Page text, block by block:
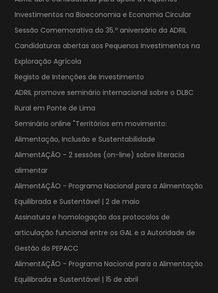
Investimentos na Bioeconomia e Economia Circular
Sessão Comemorativa do 35.º aniversário da ADRIL
Candidaturas abertas aos Pequenos Investimentos na
Exploração Agrícola
Registo de Intenções de Investimento
ADRIL promove seminário internacional sobre o DLBC
Rural em Ponte de Lima
Seminário online "Territórios em movimento:
Alimentação, Inclusão e Sustentabilidade
AlimentAÇÃO - 2 sessões (on-line) sobre literacia
alimentar
AlimentAÇÃO - Programa Nacional para a Alimentação
Equilibrada e Sustentável | 2 de maio
Assinatura e homologação dos protocolos de
articulação funcional entre os GAL e a Autoridade de
Gestão do PEPACC
AlimentAÇÃO - Programa Nacional para a Alimentação
Equilibrada e Sustentável | 15 de abril